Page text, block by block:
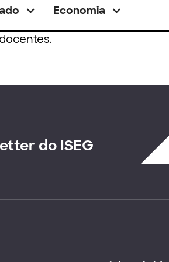
Economia
do ISEG